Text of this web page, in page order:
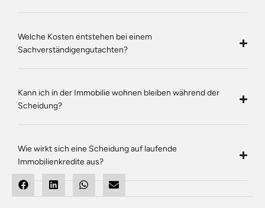
Welche Kosten entstehen bei einem
Sachverständigengutachten?
Kann ich in der Immobilie wohnen bleiben während der
Scheidung?
Wie wirkt sich eine Scheidung auf laufende
Immobilienkredite aus?